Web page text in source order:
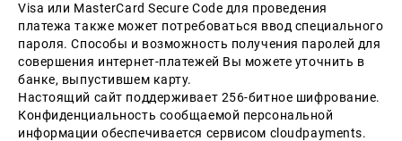
Visa или MasterCard Secure Code для проведения
платежа также может потребоваться ввод специального
пароля. Способы и возможность получения паролей для
совершения интернет-платежей Вы можете уточнить в
банке, выпустившем карту.
Настоящий сайт поддерживает 256-битное шифрование.
Конфиденциальность сообщаемой персональной
информации обеспечивается сервисом cloudpayments.